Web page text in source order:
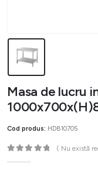
Masa de lucru
Cod produs: HD810705
( Nu există